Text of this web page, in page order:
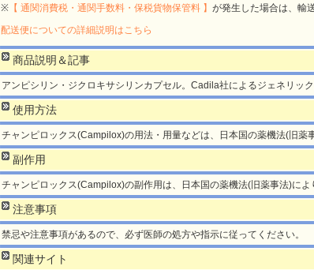
※ 【 通関消費税・通関手数料・保税貨物保管料 】 が発生した場合は、輸
配送便についての詳細説明はこちら
商品説明＆記事
アンピシリン・ジクロキサシリンカプセル。Cadila社によるジェネリック
使用方法
チャンピロックス(Campilox)の用法・用量などは、日本国の薬機法(旧薬
副作用
チャンピロックス(Campilox)の副作用は、日本国の薬機法(旧薬事法)によ
注意事項
禁忌や注意事項があるので、必ず医師の処方や指示に従ってください。
関連サイト